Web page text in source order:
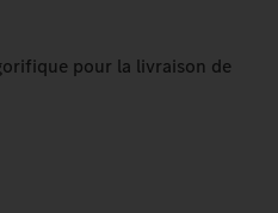
pour la livraison de